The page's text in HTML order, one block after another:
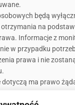
będą
na
Informacje z
w przypadku
prawa i nie
dotyczą ma prawo